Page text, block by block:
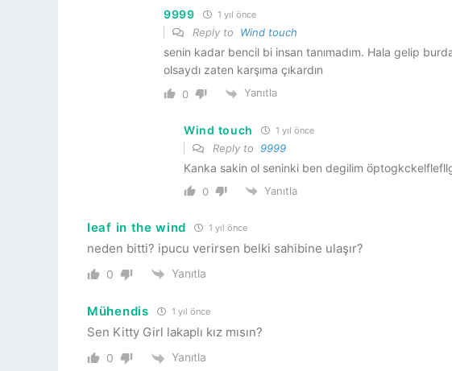
9999 1 yıl önce
Reply to Wind touch
senin kadar bencil bi insan tanımadım. Hala gelip
olsaydı zaten karşıma çıkardın
0 Yanıtla
Wind touch 1 yıl önce
Reply to 9999
Kanka sakin ol seninki ben degilim
0 Yanıtla
leaf in the wind 1 yıl önce
neden bitti? ipucu verirsen belki sahibine ulaşır?
0 Yanıtla
Mühendis 1 yıl önce
Sen Kitty Girl lakaplı kız mısın?
0 Yanıtla